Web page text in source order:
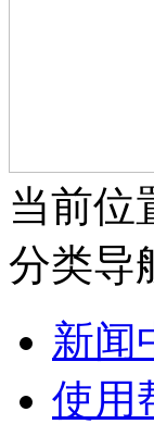
当前位
分类导
新闻
使用